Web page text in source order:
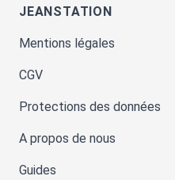
JEANSTATION
Mentions légales
CGV
Protections des données
A propos de nous
Guides